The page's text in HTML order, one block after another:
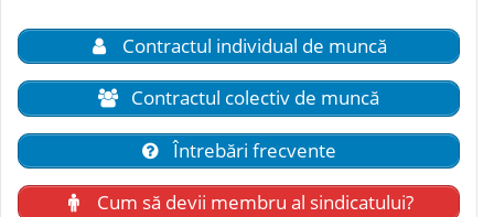
Contractul individual de muncă
Contractul colectiv de muncă
Întrebări frecvente
Cum să devii membru al sindicatului?